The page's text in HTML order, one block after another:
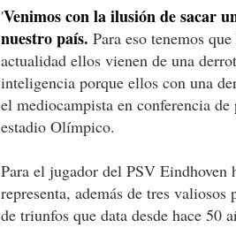
'Venimos con la ilusión de sacar
nuestro país. Para eso tenemos
actualidad ellos vienen de una
inteligencia porque ellos con una
el mediocampista en conferencia
estadio Olímpico.
Para el jugador del PSV Eindhoven
representa, además de tres
de triunfos que data desde hace 50